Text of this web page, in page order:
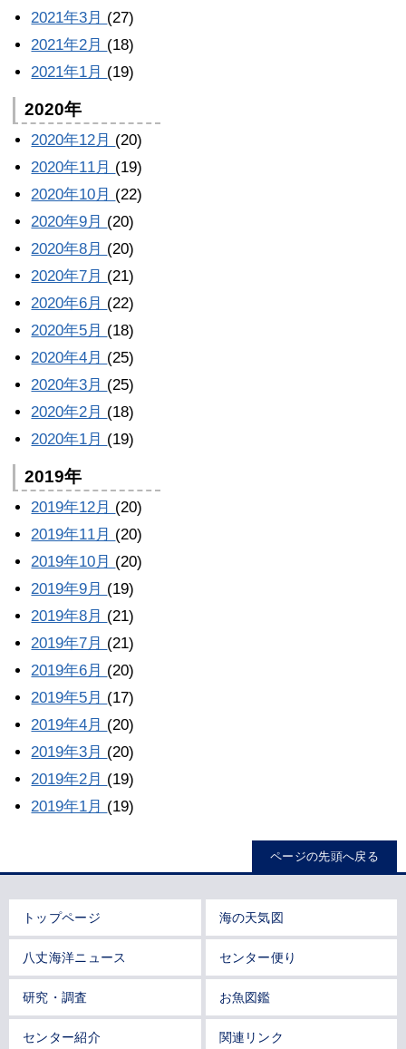
2021年3月 (27)
2021年2月 (18)
2021年1月 (19)
2020年
2020年12月 (20)
2020年11月 (19)
2020年10月 (22)
2020年9月 (20)
2020年8月 (20)
2020年7月 (21)
2020年6月 (22)
2020年5月 (18)
2020年4月 (25)
2020年3月 (25)
2020年2月 (18)
2020年1月 (19)
2019年
2019年12月 (20)
2019年11月 (20)
2019年10月 (20)
2019年9月 (19)
2019年8月 (21)
2019年7月 (21)
2019年6月 (20)
2019年5月 (17)
2019年4月 (20)
2019年3月 (20)
2019年2月 (19)
2019年1月 (19)
ページの先頭へ戻る
トップページ 海の天気図
八丈海洋ニュース センター便り
研究・調査 お魚図鑑
センター紹介 関連リンク